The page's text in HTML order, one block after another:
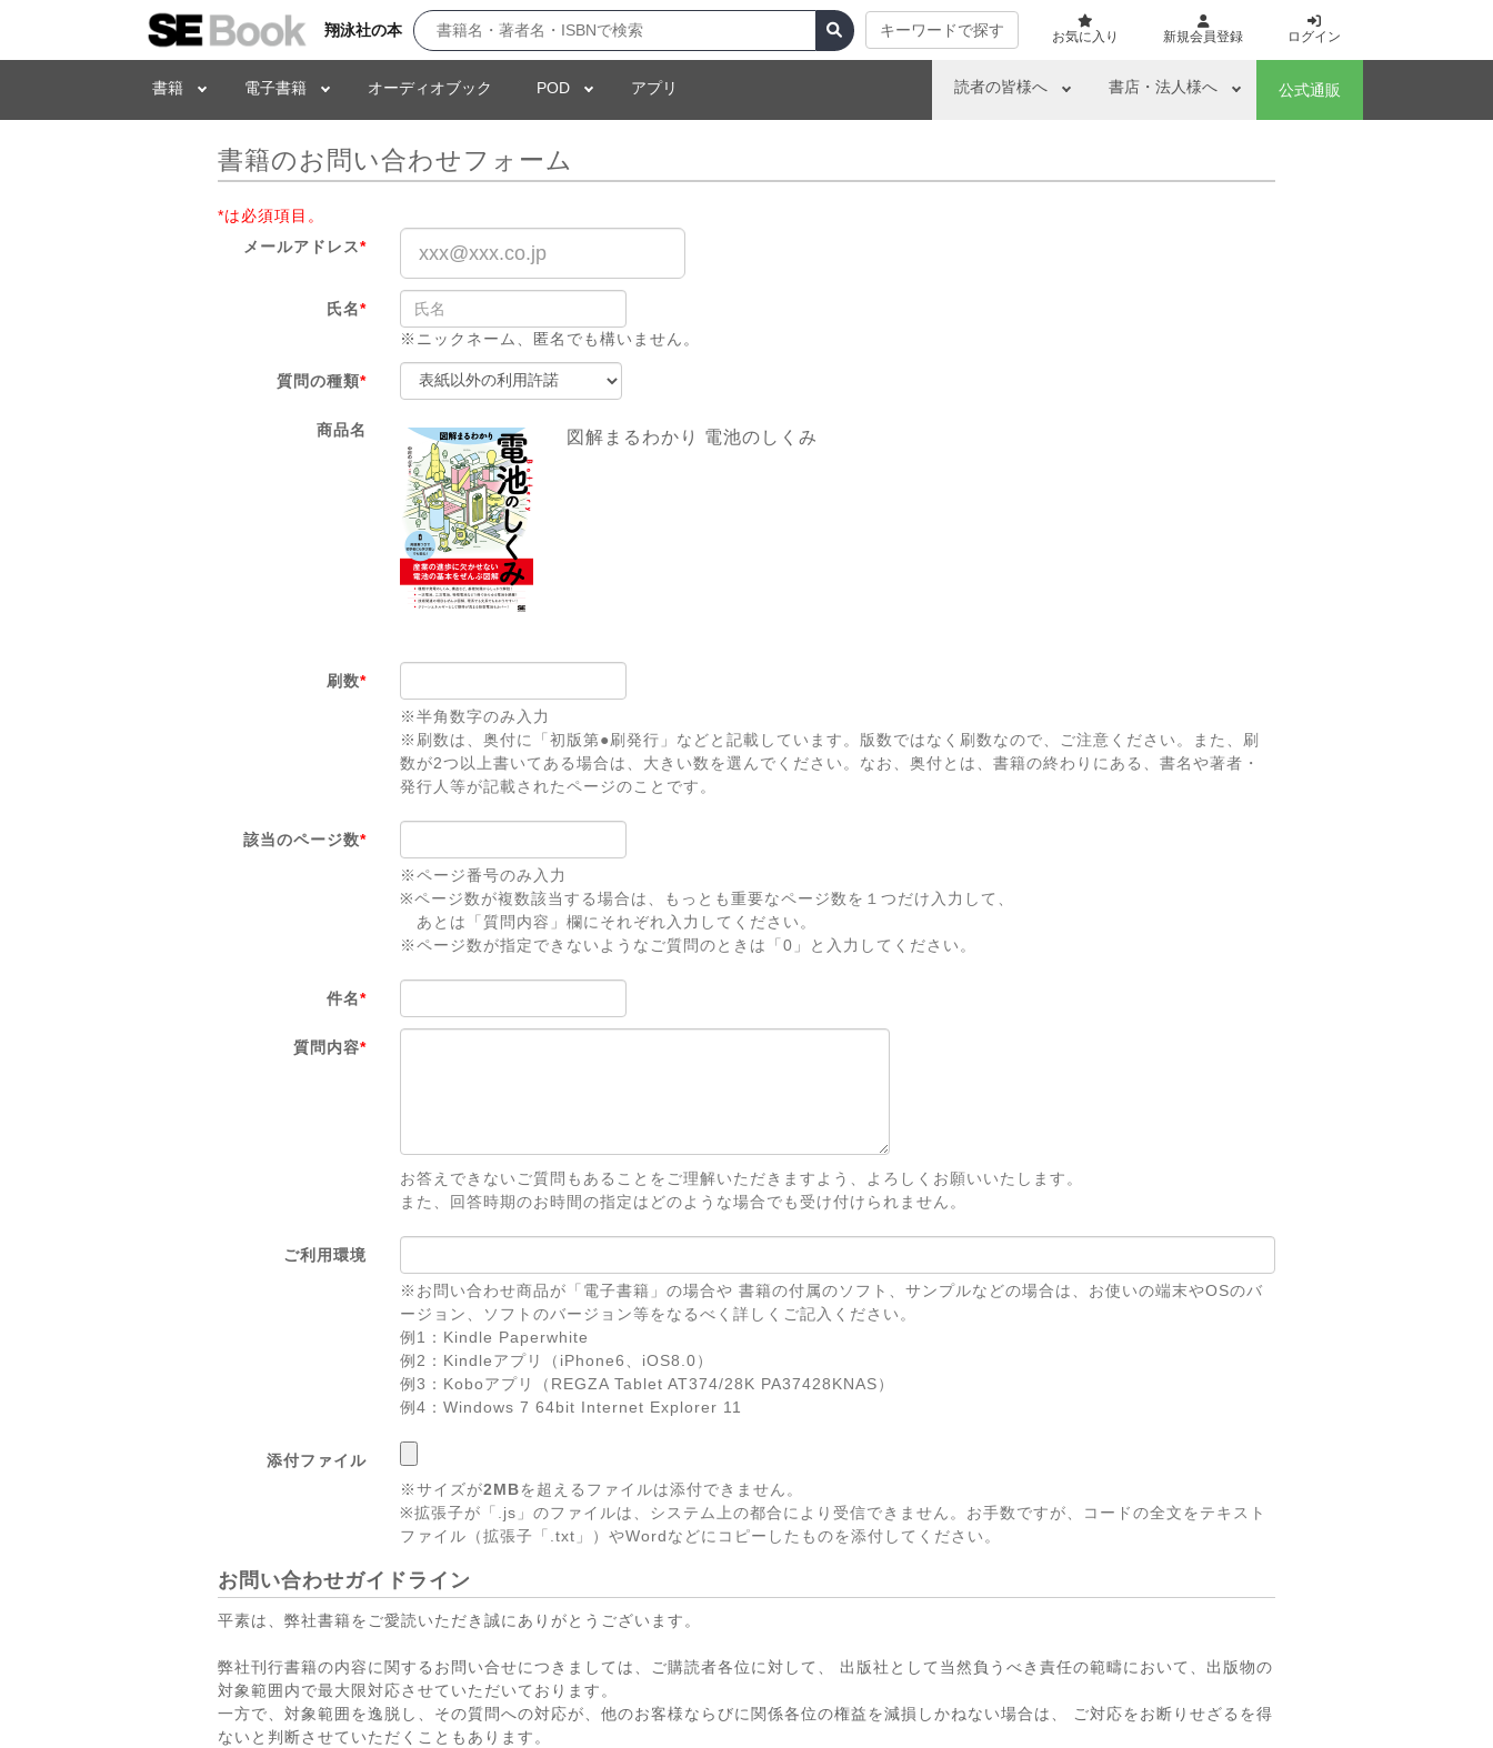
翔泳社の本 キーワードで探す お気に入り 新規会員登録 ログイン
書籍 電子書籍 オーディオブック POD アプリ 読者の皆様へ 書店・法人様へ 公式通販
書籍のお問い合わせフォーム
*は必須項目。
メールアドレス*
氏名*
※ニックネーム、匿名でも構いません。
質問の種類*
商品名 図解まるわかり 電池のしくみ
刷数*
※半角数字のみ入力
※刷数は、奥付に「初版第●刷発行」などと記載しています。版数ではなく刷数なので、ご注意ください。また、刷
数が2つ以上書いてある場合は、大きい数を選んでください。なお、奥付とは、書籍の終わりにある、書名や著者・
発行人等が記載されたページのことです。
該当のページ数*
※ページ番号のみ入力
※ページ数が複数該当する場合は、もっとも重要なページ数を１つだけ入力して、
あとは「質問内容」欄にそれぞれ入力してください。
※ページ数が指定できないようなご質問のときは「0」と入力してください。
件名*
質問内容*
お答えできないご質問もあることをご理解いただきますよう、よろしくお願いいたします。
また、回答時期のお時間の指定はどのような場合でも受け付けられません。
ご利用環境
※お問い合わせ商品が「電子書籍」の場合や 書籍の付属のソフト、サンプルなどの場合は、お使いの端末やOSのバ
ージョン、ソフトのバージョン等をなるべく詳しくご記入ください。
例1：Kindle Paperwhite
例2：Kindleアプリ（iPhone6、iOS8.0）
例3：Koboアプリ（REGZA Tablet AT374/28K PA37428KNAS）
例4：Windows 7 64bit Internet Explorer 11
添付ファイル
※サイズが2MBを超えるファイルは添付できません。
※拡張子が「.js」のファイルは、システム上の都合により受信できません。お手数ですが、コードの全文をテキスト
ファイル（拡張子「.txt」）やWordなどにコピーしたものを添付してください。
お問い合わせガイドライン
平素は、弊社書籍をご愛読いただき誠にありがとうございます。
弊社刊行書籍の内容に関するお問い合せにつきましては、ご購読者各位に対して、 出版社として当然負うべき責任の範疇において、出版物の
対象範囲内で最大限対応させていただいております。
一方で、対象範囲を逸脱し、その質問への対応が、他のお客様ならびに関係各位の権益を減損しかねない場合は、 ご対応をお断りせざるを得
ないと判断させていただくこともあります。